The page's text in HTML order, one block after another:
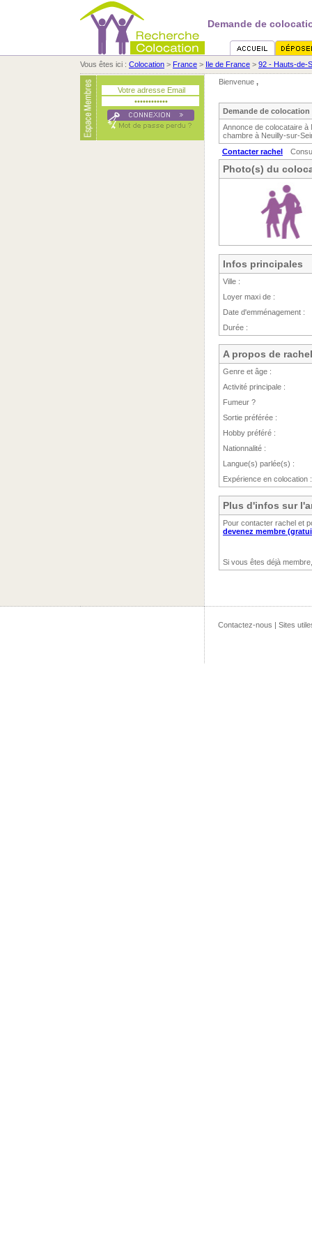
Demande de
Vous êtes ici : Colocation > France > Ile de France > 92 - Hauts-de-
Bienvenue ,
Demande de colocation
Annonce de colocataire à
chambre à Neuilly-sur-
Contacter rachel
Photo(s) du
Infos principales
Ville :
Loyer maxi de :
Date d'emménagement :
Durée :
A propos de rachel
Genre et âge :
Activité principale :
Fumeur ?
Sortie préférée :
Hobby préféré :
Nationnalité :
Langue(s) parlée(s) :
Expérience en colocation :
Plus d'infos sur
Pour contacter rachel et
devenez membre
Si vous êtes déjà
Contactez-nous | Sites